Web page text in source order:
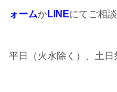
ォームかLINEにてご相
平日（火水除く）、土日